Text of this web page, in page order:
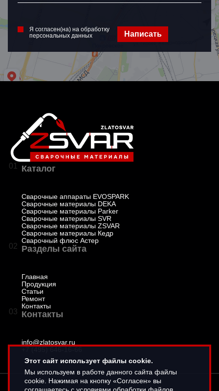
Я согласен(на) на обработку
персональных данных
Написать
01 Каталог
Сварочные аппараты EVOSPARK
Сварочные материалы DEKA
Сварочные материалы Parker
Сварочные материалы SVR
Сварочные материалы ZSVAR
Сварочные материалы Кедр
Сварочный флюс Астер
02 Разделы сайта
Главная
Продукция
Статьи
Ремонт
Контакты
03 Контакты
info@zlatosvar.ru
Этот сайт использует файлы cookie.
Мы используем в работе данного сайта файлы
cookie. Нажимая на кнопку «Согласен» вы